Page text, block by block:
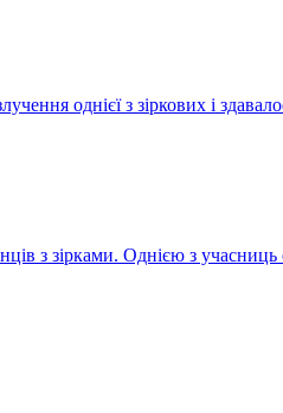
однієї з зіркових і
з зірками. Однією з